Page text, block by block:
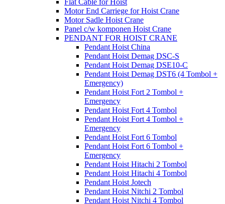
Motor End Carriege for Hoist Crane
Motor Sadle Hoist Crane
Panel c/w komponen Hoist Crane
PENDANT FOR HOIST CRANE
Pendant Hoist China
Pendant Hoist Demag DSC-S
Pendant Hoist Demag DSE10-C
Pendant Hoist Demag DST6 (4 Tombol +
Emergency)
Pendant Hoist Fort 2 Tombol +
Emergency
Pendant Hoist Fort 4 Tombol
Pendant Hoist Fort 4 Tombol +
Emergency
Pendant Hoist Fort 6 Tombol
Pendant Hoist Fort 6 Tombol +
Emergency
Pendant Hoist Hitachi 2 Tombol
Pendant Hoist Hitachi 4 Tombol
Pendant Hoist Jotech
Pendant Hoist Nitchi 2 Tombol
Pendant Hoist Nitchi 4 Tombol